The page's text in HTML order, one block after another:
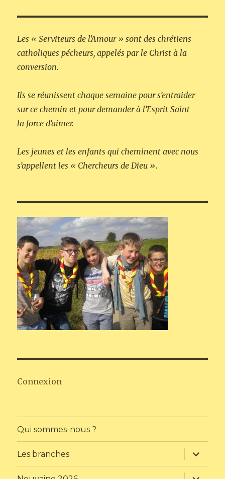
Les « Serviteurs de l’Amour » sont des chrétiens
catholiques pécheurs, appelés par le Christ à la
conversion.
Ils se réunissent chaque semaine pour s’entraider
sur ce chemin et pour demander à l’Esprit Saint
la force d’aimer.
Les jeunes et les enfants qui cheminent avec nous
s’appellent les « Chercheurs de Dieu ».
Connexion
Qui sommes-nous ?
Les branches
ouvrir
le
sous-
menu
ouvrir